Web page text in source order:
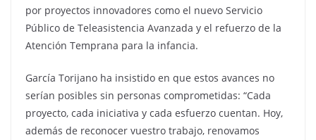
por proyectos innovadores como el nuevo Servicio
Público de Teleasistencia Avanzada y el refuerzo de la
Atención Temprana para la infancia.
García Torijano ha insistido en que estos avances no
serían posibles sin personas comprometidas: “Cada
proyecto, cada iniciativa y cada esfuerzo cuentan. Hoy,
además de reconocer vuestro trabajo, renovamos